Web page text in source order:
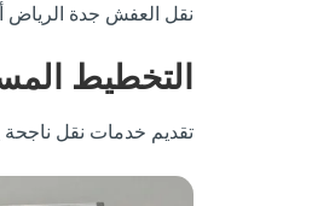
نقل العفش جدة الرياض
التخطيط
تقديم خدمات نقل